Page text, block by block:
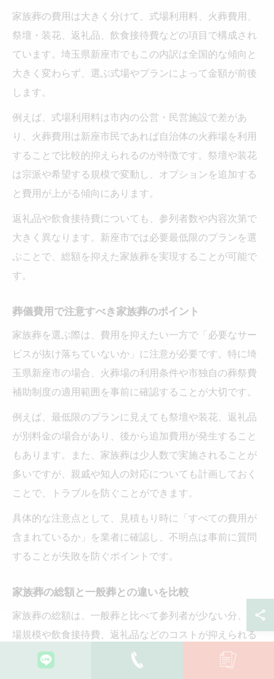
家族葬の費用は大きく分けて、式場利用料、火葬費用、
祭壇・装花、返礼品、飲食接待費などの項目で構成され
ています。埼玉県新座市でもこの内訳は全国的な傾向と
大きく変わらず、選ぶ式場やプランによって金額が前後
します。
例えば、式場利用料は市内の公営・民営施設で差があ
り、火葬費用は新座市民であれば自治体の火葬場を利用
することで比較的抑えられるのが特徴です。祭壇や装花
は宗派や希望する規模で変動し、オプションを追加する
と費用が上がる傾向にあります。
返礼品や飲食接待費についても、参列者数や内容次第で
大きく異なります。新座市では必要最低限のプランを選
ぶことで、総額を抑えた家族葬を実現することが可能で
す。
葬儀費用で注意すべき家族葬のポイント
家族葬を選ぶ際は、費用を抑えたい一方で「必要なサー
ビスが抜け落ちていないか」に注意が必要です。特に埼
玉県新座市の場合、火葬場の利用条件や市独自の葬祭費
補助制度の適用範囲を事前に確認することが大切です。
例えば、最低限のプランに見えても祭壇や装花、返礼品
が別料金の場合があり、後から追加費用が発生すること
もあります。また、家族葬は少人数で実施されることが
多いですが、親戚や知人の対応についても計画しておく
ことで、トラブルを防ぐことができます。
具体的な注意点として、見積もり時に「すべての費用が
含まれているか」を業者に確認し、不明点は事前に質問
することが失敗を防ぐポイントです。
家族葬の総額と一般葬との違いを比較
家族葬の総額は、一般葬と比べて参列者が少ない分、会
場規模や飲食接待費、返礼品などのコストが抑えられる
のが一般的です。埼玉県新座市でもこの傾向は同じで、
家族葬は総額で約40万円から80万円程度が多い一方、一